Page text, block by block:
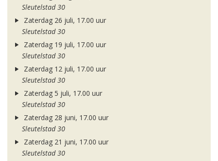
Sleutelstad 30
Zaterdag 26 juli, 17.00 uur
Sleutelstad 30
Zaterdag 19 juli, 17.00 uur
Sleutelstad 30
Zaterdag 12 juli, 17.00 uur
Sleutelstad 30
Zaterdag 5 juli, 17.00 uur
Sleutelstad 30
Zaterdag 28 juni, 17.00 uur
Sleutelstad 30
Zaterdag 21 juni, 17.00 uur
Sleutelstad 30